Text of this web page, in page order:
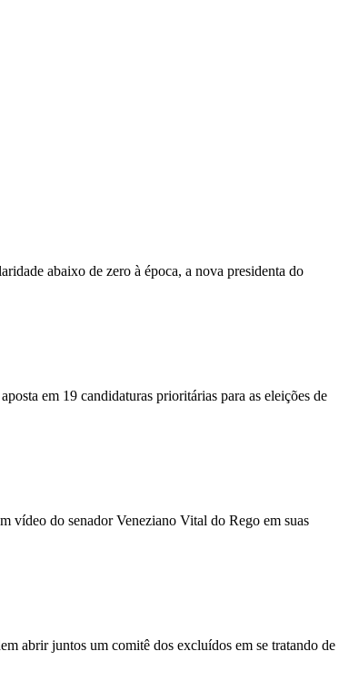
abaixo de zero à época, a nova presidenta do
em 19 candidaturas prioritárias para as eleições de
vídeo do senador Veneziano Vital do Rego em suas
abrir juntos um comitê dos excluídos em se tratando de